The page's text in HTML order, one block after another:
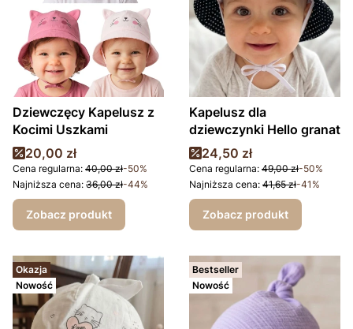
Dziewczęcy Kapelusz z
Kocimi Uszkami
Cena promocyjna
20,00 zł
Cena regularna: 40,00 zł-50%
Najniższa cena: 36,00 zł-44%
Zobacz produkt
Kapelusz dla
dziewczynki Hello granat
Cena promocyjna
24,50 zł
Cena regularna: 49,00 zł-50%
Najniższa cena: 41,65 zł-41%
Zobacz produkt
Okazja
Nowość
Bestseller
Nowość